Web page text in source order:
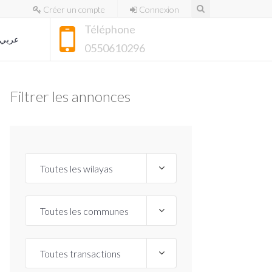
Créer un compte Connexion
Téléphone
0550610296
Filtrer les annonces